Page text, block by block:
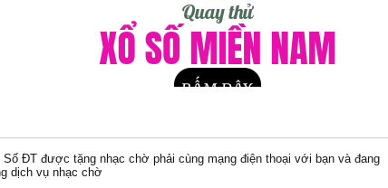
Số ĐT được tặng nhạc chờ phải cùng mạng điện thoại với bạn và đang
dịch vụ nhạc chờ